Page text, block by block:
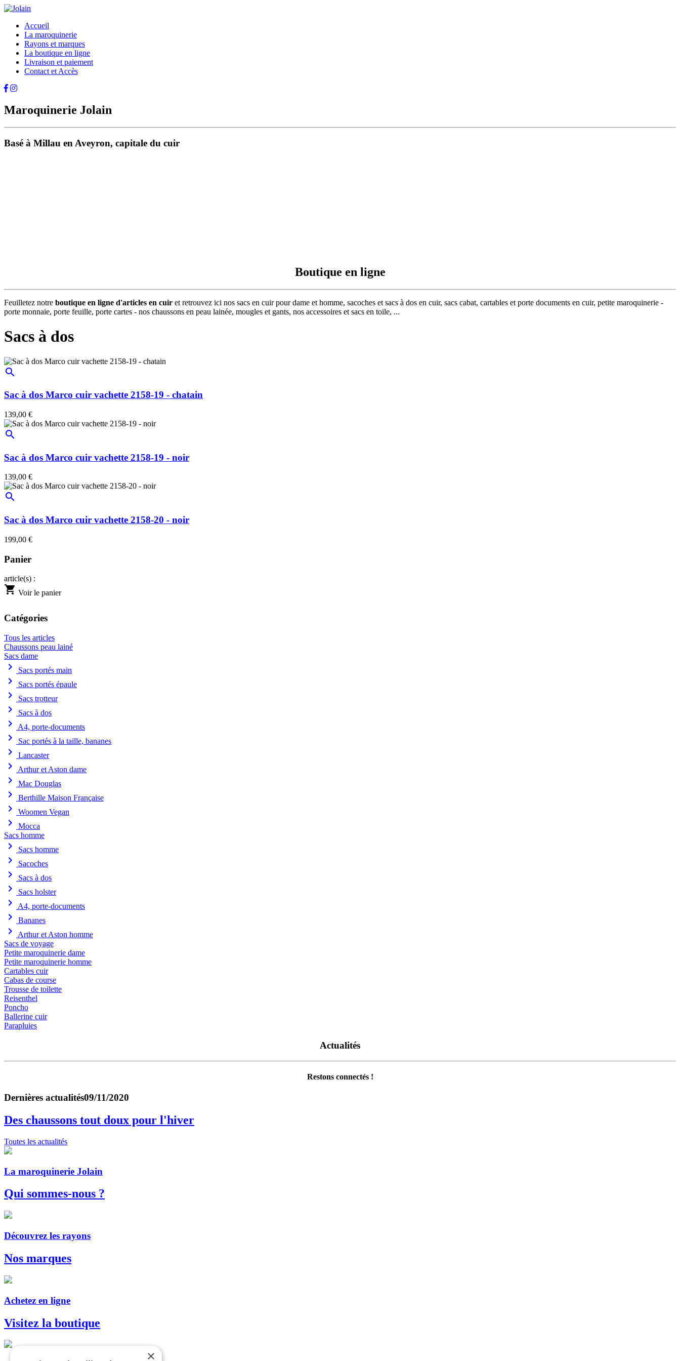
Accueil
La maroquinerie
Rayons et marques
La boutique en ligne
Livraison et paiement
Contact et Accès
Maroquinerie Jolain
Basé à Millau en Aveyron, capitale du cuir
Boutique en ligne
Feuilletez notre boutique en ligne d'articles en cuir et retrouvez ici nos sacs en cuir pour dame et homme, sacoches et sacs à dos en cuir, sacs cabat, cartables et porte documents en cuir, petite maroquinerie -
porte monnaie, porte feuille, porte cartes - nos chaussons en peau lainée, mougles et gants, nos accessoires et sacs en toile, ...
Sacs à dos
search
Sac à dos Marco cuir vachette 2158-19 - chatain
139,00 €
search
Sac à dos Marco cuir vachette 2158-19 - noir
139,00 €
search
Sac à dos Marco cuir vachette 2158-20 - noir
199,00 €
Panier
article(s) :
shopping_cart Voir le panier
Catégories
Tous les articles
Chaussons peau lainé
Sacs dame
chevron_right Sacs portés main
chevron_right Sacs portés épaule
chevron_right Sacs trotteur
chevron_right Sacs à dos
chevron_right A4, porte-documents
chevron_right Sac portés à la taille, bananes
chevron_right Lancaster
chevron_right Arthur et Aston dame
chevron_right Mac Douglas
chevron_right Berthille Maison Française
chevron_right Woomen Vegan
chevron_right
Mocca
Sacs homme
chevron_right Sacs homme
chevron_right Sacoches
chevron_right Sacs à dos
chevron_right Sacs holster
chevron_right A4, porte-documents
chevron_right Bananes
chevron_right
Arthur et Aston homme
Sacs de voyage
Petite maroquinerie dame
Petite maroquinerie homme
Cartables cuir
Cabas de course
Trousse de toilette
Reisenthel
Poncho
Ballerine cuir
Parapluies
Actualités
Restons connectés !
Dernières actualités09/11/2020
Des chaussons tout doux pour l'hiver
Toutes les actualités
La maroquinerie Jolain
Qui sommes-nous ?
Découvrez les rayons
Nos marques
Achetez en ligne
Visitez la boutique
×